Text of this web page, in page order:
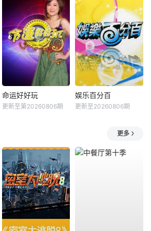
命运好好玩
更新至第20260806期
娱乐百分百
更新至20260806期
更多